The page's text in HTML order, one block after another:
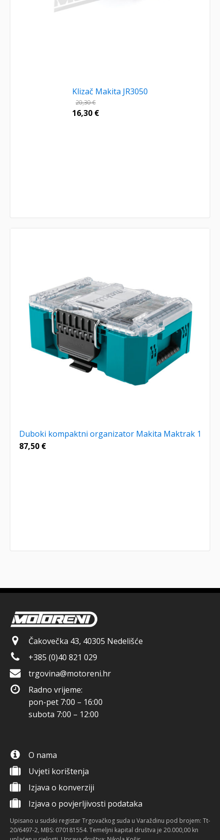
Klizač Makita JR3050
20,30€
16,30 €
Duboki kompaktni organizator Makita Maktrak 1
87,50 €
Čakovečka 43, 40305 Nedelišće
+385 (0)40 821 029
trgovina@motoreni.hr
Radno vrijeme:
pon-pet 7:00 – 16:00
subota 7:00 – 12:00
O nama
Uvjeti korištenja
Izjava o konverziji
Izjava o povjerljivosti podataka
Upisano u sudski registar Trgovačkog suda u Varaždinu pod brojem: Tt-
20/6497-2, MBS: 070181554. Temeljni kapital društva je 20.000,00 kn